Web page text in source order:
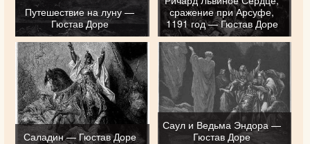
Путешествие на луну —
Гюстав Доре
сражение при Арсуфе,
1191 год — Гюстав Доре
Саладин — Гюстав Доре
Саул и Ведьма Эндора —
Гюстав Доре